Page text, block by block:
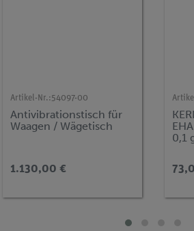
Artikel-Nr.:54097-00
Antivibrationstisch für
Waagen / Wägetisch
1.130,00 €
0,1